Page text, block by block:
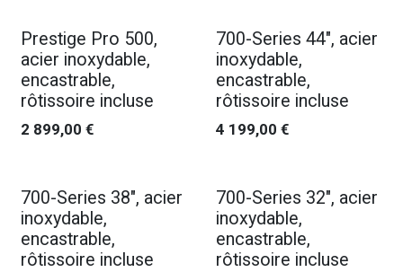
Prestige Pro 500,
acier inoxydable,
encastrable,
rôtissoire incluse
2 899,00 €
700-Series 44", acier
inoxydable,
encastrable,
rôtissoire incluse
4 199,00 €
700-Series 38", acier
inoxydable,
encastrable,
rôtissoire incluse
700-Series 32", acier
inoxydable,
encastrable,
rôtissoire incluse